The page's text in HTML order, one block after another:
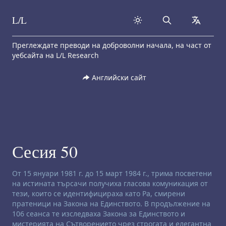
Skip to content
L/L Search
Преглеждате преводи на доброволни начала, на част от
уебсайта на L/L Research
Английски сайт
Сесия 50
Отказ от отговорност за ченълинг:
От 15 януари 1981 г. до 15 март 1984 г., трима посветени
на истината търсачи получиха гласова комуникация от
тези, които се идентифицираха като Ра, смирени
пратеници на Закона на Единството. В продължение на
106 сеанса те изследваха Закона за Единството и
мистерията на Сътворението чрез строгата и елегантна